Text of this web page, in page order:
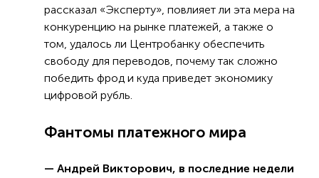
рассказал «Эксперту», повлияет ли эта мера на
конкуренцию на рынке платежей, а также о
том, удалось ли Центробанку обеспечить
свободу для переводов, почему так сложно
победить фрод и куда приведет экономику
цифровой рубль.
Фантомы платежного мира
— Андрей Викторович, в последние недели